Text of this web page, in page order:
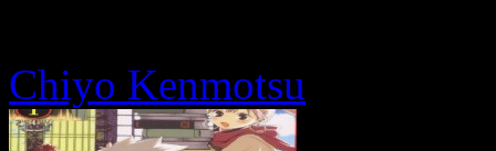
Chiyo Kenmotsu